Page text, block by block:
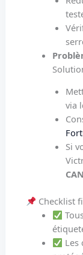
via
Si
Checklist
Les